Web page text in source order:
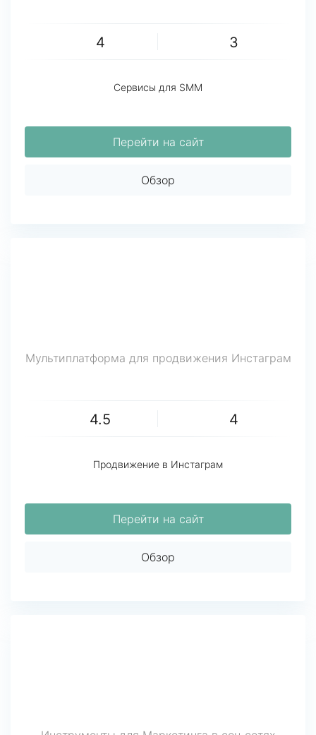
4 3
Сервисы для SMM
Перейти на сайт
Обзор
Мультиплатформа для продвижения Инстаграм
4.5 4
Продвижение в Инстаграм
Перейти на сайт
Обзор